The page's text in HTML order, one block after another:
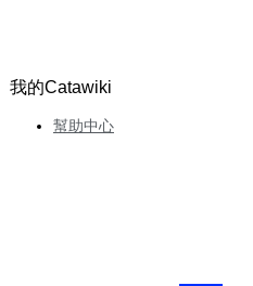
我的Catawiki
幫助中心